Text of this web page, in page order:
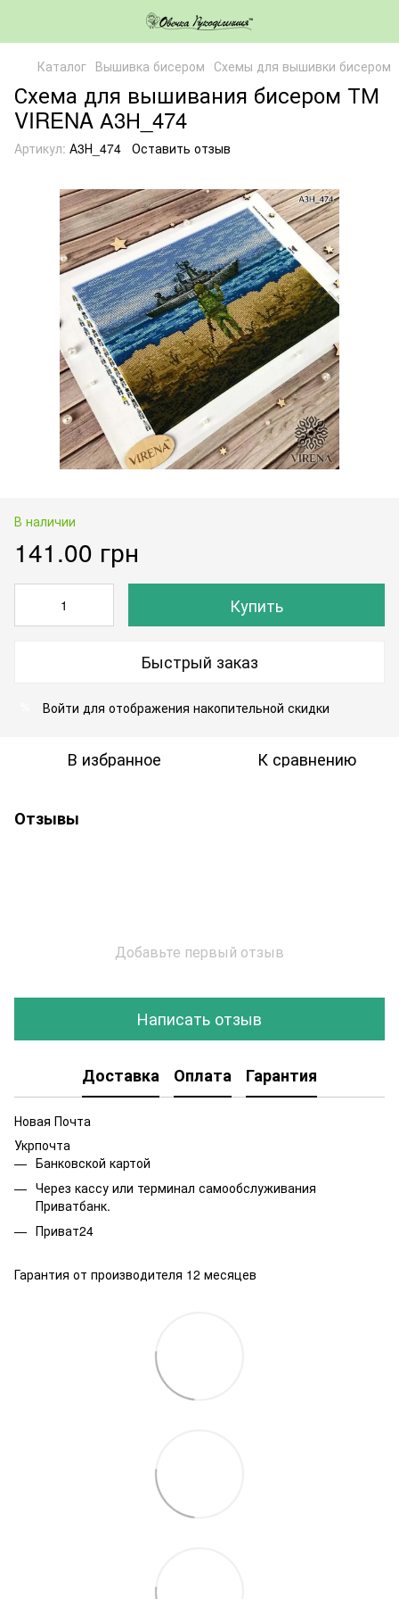
Каталог Вышивка бисером Схемы для вышивки бисером
Схема для вышивания бисером ТМ
VIRENA А3Н_474
Артикул: А3Н_474 Оставить отзыв
В наличии
141.00 грн
Купить
Быстрый заказ
Войти для отображения накопительной скидки
В избранное К сравнению
Отзывы
Добавьте первый отзыв
Написать отзыв
Доставка Оплата Гарантия
Новая Почта
Укрпочта
Банковской картой
Через кассу или терминал самообслуживания
Приватбанк.
Приват24
Гарантия от производителя 12 месяцев